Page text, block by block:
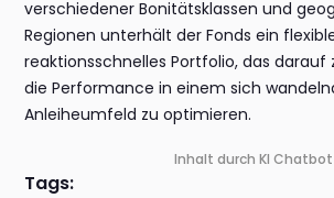
verschiedener Bonitätsklassen und
Regionen unterhält der Fonds ein
reaktionsschnelles Portfolio, das
die Performance in einem sich
Anleiheumfeld zu optimieren.
Inhalt durch KI
Tags: